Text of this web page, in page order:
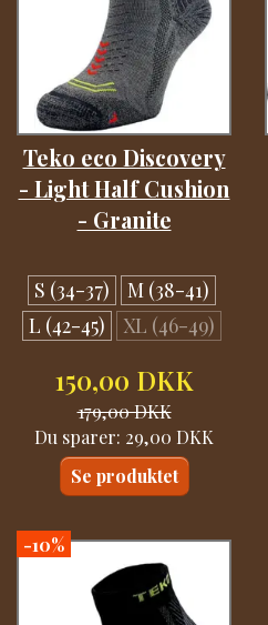
Teko eco Discovery
- Light Half Cushion
- Granite
S (34-37)
M (38-41)
L (42-45)
XL (46-49)
150,00 DKK
179,00 DKK
Du sparer: 29,00 DKK
Se produktet
-10%